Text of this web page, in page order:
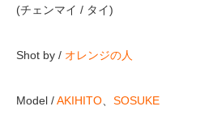
(チェンマイ / タイ)
Shot by / オレンジの人
Model /AKIHITO SOSUKE